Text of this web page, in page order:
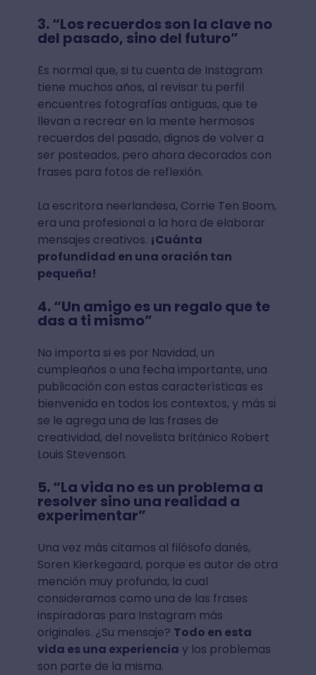
3. “Los recuerdos son la clave no
del pasado, sino del futuro”
Es normal que, si tu cuenta de Instagram
tiene muchos años, al revisar tu perfil
encuentres fotografías antiguas, que te
llevan a recrear en la mente hermosos
recuerdos del pasado, dignos de volver a
ser posteados, pero ahora decorados con
frases para fotos de reflexión.
La escritora neerlandesa, Corrie Ten Boom,
era una profesional a la hora de elaborar
mensajes creativos. ¡Cuánta
profundidad en una oración tan
pequeña!
4. “Un amigo es un regalo que te
das a ti mismo”
No importa si es por Navidad, un
cumpleaños o una fecha importante, una
publicación con estas características es
bienvenida en todos los contextos, y más si
se le agrega una de las frases de
creatividad, del novelista británico Robert
Louis Stevenson.
5. “La vida no es un problema a
resolver sino una realidad a
experimentar”
Una vez más citamos al filósofo danés,
Soren Kierkegaard, porque es autor de otra
mención muy profunda, la cual
consideramos como una de las frases
inspiradoras para Instagram más
originales. ¿Su mensaje? Todo en esta
vida es una experiencia y los problemas
son parte de la misma.